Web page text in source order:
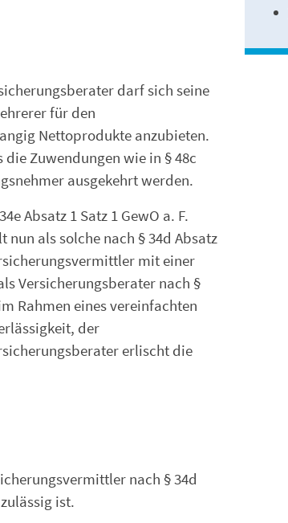
darf sich seine
für den
Nettoprodukte anzubieten.
Zuwendungen wie in § 48c
ausgekehrt werden.
Absatz 1 Satz 1 GewO a. F.
als solche nach § 34d Absatz
mit einer
Versicherungsberater nach §
Rahmen eines vereinfachten
der
erlischt die
nach § 34d
ist.